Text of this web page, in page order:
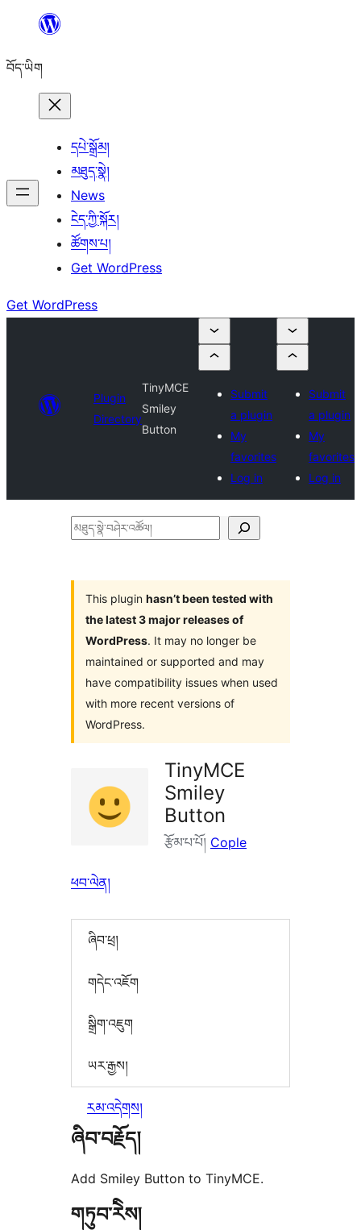
content
བོད་ཡིག
དཔེ་སྒྲོམ།
མཐུད་སྣེ།
News
ངེད་ཀྱི་སྐོར།
ཚོགས་པ།
Get WordPress
Get WordPress
Plugin
Directory
TinyMCE
Smiley
Button
Submit
a plugin
My
favorites
Log in
Submit
a plugin
My
favorites
Log in
མཐུད་
འཚོལ།
This plugin hasn’t been tested with
the latest 3 major releases of
WordPress. It may no longer be
maintained or supported and may
have compatibility issues when used
with more recent versions of
WordPress.
TinyMCE
Smiley
Button
རྩོམ་པ་པོ། Cople
ཕབ་ལེན།
ཞིབ་ཕྲ།
གདེང་འཇོག
སྒྲིག་འཇུག
ཡར་རྒྱས།
རམ་འདེགས།
ཞིབ་བརྗོད།
Add Smiley Button to TinyMCE.
གཏུབ་རེིས།